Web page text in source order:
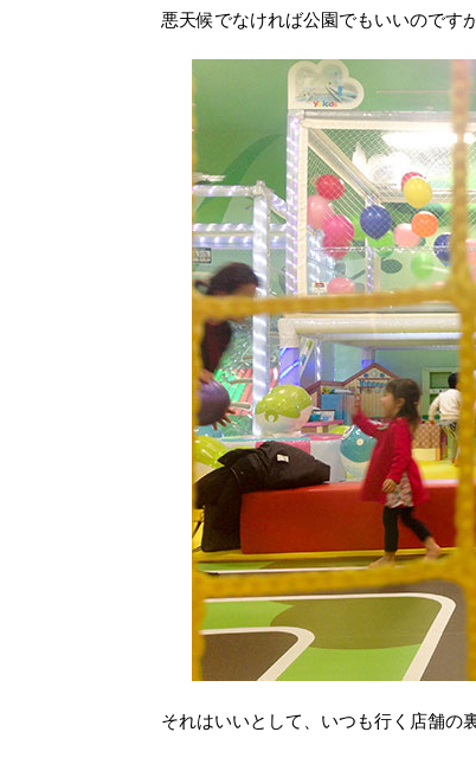
悪天候でなければ公園でもいいのです
それはいいとして、いつも行く店舗の